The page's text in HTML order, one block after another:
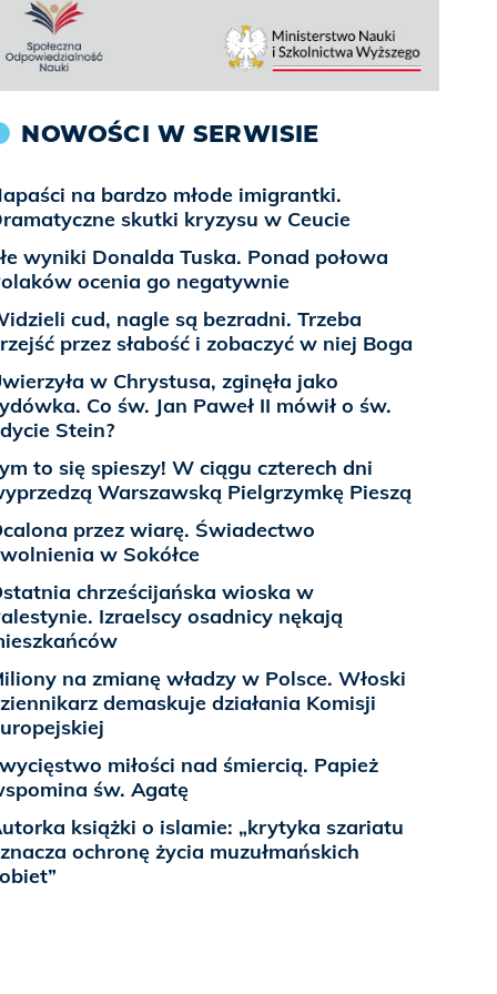
NOWOŚCI W SERWISIE
na bardzo młode imigrantki.
skutki kryzysu w Ceucie
wyniki Donalda Tuska. Ponad połowa
ocenia go negatywnie
cud, nagle są bezradni. Trzeba
przez słabość i zobaczyć w niej Boga
w Chrystusa, zginęła jako
Co św. Jan Paweł II mówił o św.
Stein?
to się spieszy! W ciągu czterech dni
Warszawską Pielgrzymkę Pieszą
przez wiarę. Świadectwo
w Sokółce
chrześcijańska wioska w
Izraelscy osadnicy nękają
na zmianę władzy w Polsce. Włoski
demaskuje działania Komisji
miłości nad śmiercią. Papież
św. Agatę
książki o islamie: „krytyka szariatu
ochronę życia muzułmańskich